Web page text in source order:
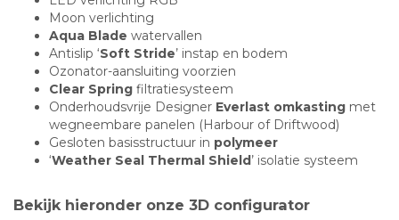
Moon verlichting
Aqua Blade watervallen
Antislip ‘Soft Stride’ instap en bodem
Ozonator-aansluiting voorzien
Clear Spring filtratiesysteem
Onderhoudsvrije Designer Everlast omkasting met
wegneembare panelen (Harbour of Driftwood)
Gesloten basisstructuur in polymeer
‘Weather Seal Thermal Shield’ isolatie systeem
Bekijk hieronder onze 3D configurator